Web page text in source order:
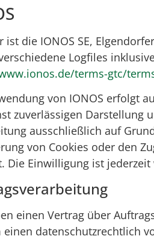
ist die IONOS SE,
Logfiles
terms-gtc/
von IONOS erfolgt
zuverlässigen Darstellung
ausschließlich auf
von Cookies oder den
Die Einwilligung ist
einen Vertrag über
einen datenschutzrechtlich